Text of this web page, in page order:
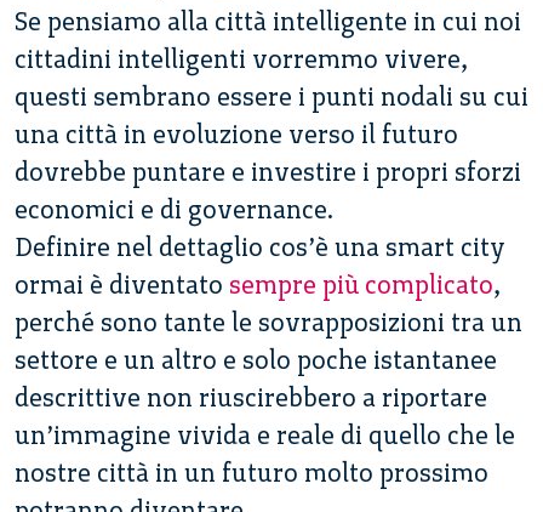
Se pensiamo alla città intelligente in cui noi
cittadini intelligenti vorremmo vivere,
questi sembrano essere i punti nodali su cui
una città in evoluzione verso il futuro
dovrebbe puntare e investire i propri sforzi
economici e di governance.
Definire nel dettaglio cos’è una smart city
ormai è diventato sempre più complicato,
perché sono tante le sovrapposizioni tra un
settore e un altro e solo poche istantanee
descrittive non riuscirebbero a riportare
un’immagine vivida e reale di quello che le
nostre città in un futuro molto prossimo